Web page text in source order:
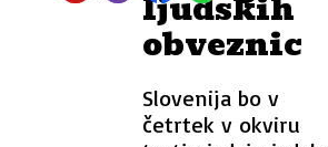
obveznic
Slovenija bo v
četrtek v okviru